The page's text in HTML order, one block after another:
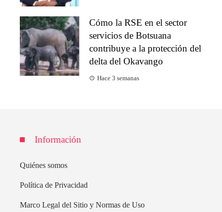
Cómo la RSE en el sector
servicios de Botsuana
contribuye a la protección del
delta del Okavango
Hace 3 semanas
Información
Quiénes somos
Política de Privacidad
Marco Legal del Sitio y Normas de Uso